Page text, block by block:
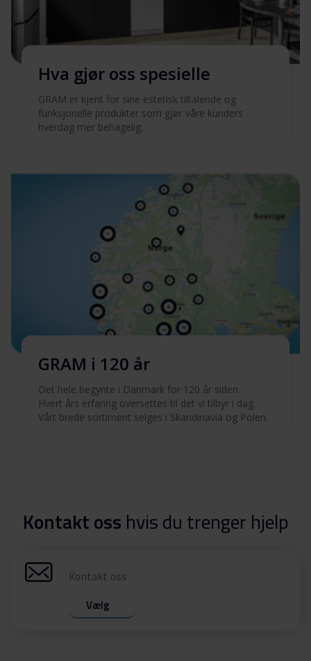
Hva gjør oss spesielle
GRAM er kjent for sine estetisk tiltalende og
funksjonelle produkter som gjør våre kunders
hverdag mer behagelig.
GRAM i 120 år
Det hele begynte i Danmark for 120 år siden.
Hvert års erfaring oversettes til det vi tilbyr i dag.
Vårt brede sortiment selges i Skandinavia og Polen.
Kontakt oss hvis du trenger hjelp
Kontakt oss
Vælg